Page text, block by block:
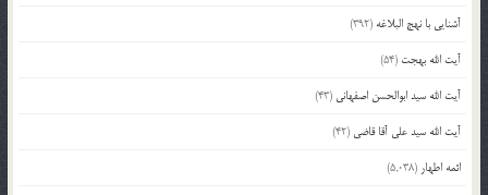
آشنایی با نهج البلاغه (392)
آیت الله بهجت (54)
آیت الله سید ابوالحسن اصفهانی (43)
آیت الله سید علی آقا قاضی (42)
ائمه اطهار (5,038)